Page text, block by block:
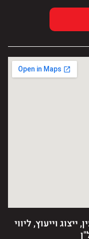
וייעוץ, ליווי